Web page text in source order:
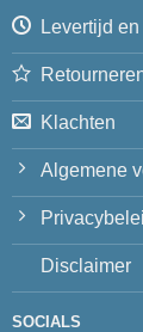
Levertijd
Klachten
Algemene
Disclaimer
SOCIALS